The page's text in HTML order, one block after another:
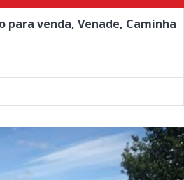
para venda, Venade, Caminha